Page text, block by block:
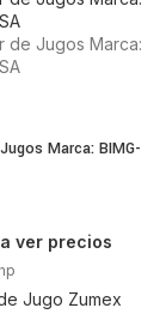
Marca: BIMG-
ver precios